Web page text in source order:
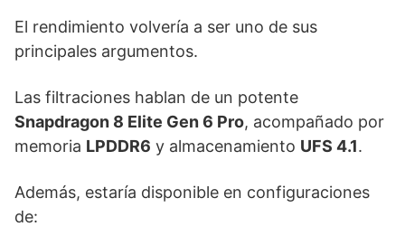
El rendimiento volvería a ser uno de sus
principales argumentos.
Las filtraciones hablan de un potente
Snapdragon 8 Elite Gen 6 Pro, acompañado por
memoria LPDDR6 y almacenamiento UFS 4.1.
Además, estaría disponible en configuraciones
de: